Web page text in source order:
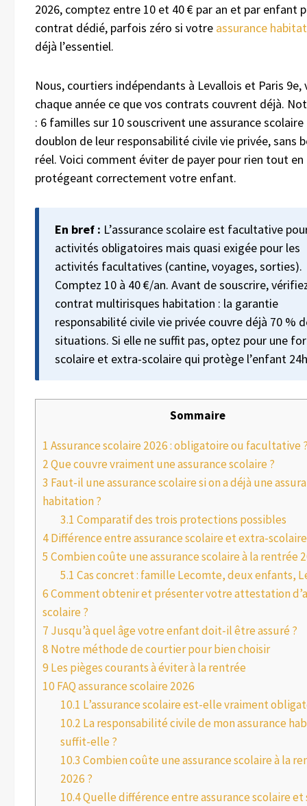
2026, comptez entre 10 et 40 € par an et par enfant
contrat dédié, parfois zéro si votre assurance
déjà l’essentiel.
Nous, courtiers indépendants à Levallois et Paris 9e,
chaque année ce que vos contrats couvrent déjà.
: 6 familles sur 10 souscrivent une assurance scolaire
doublon de leur responsabilité civile vie privée, sans
réel. Voici comment éviter de payer pour rien tout en
protégeant correctement votre enfant.
En bref : L’assurance scolaire est facultative
activités obligatoires mais quasi exigée pour les
activités facultatives (cantine, voyages, sorties).
Comptez 10 à 40 €/an. Avant de souscrire,
contrat multirisques habitation : la garantie
responsabilité civile vie privée couvre déjà 70 %
situations. Si elle ne suffit pas, optez pour une
scolaire et extra-scolaire qui protège l’enfant
Sommaire
1 Assurance scolaire 2026 : obligatoire ou facultative
2Que couvre vraiment une assurance scolaire ?
3 Faut-il une assurance scolaire si on a déjà une
habitation ?
3.1 Comparatif des trois protections possibles
4Différence entre assurance scolaire et extra-scolaire
5 Combien coûte une assurance scolaire à la rentrée
5.1 Cas concret : famille Lecomte, deux enfants,
6Comment obtenir et présenter votre attestation
scolaire ?
7 Jusqu’à quel âge votre enfant doit-il être assuré ?
8 Notre méthode de courtier pour bien choisir
9 Les pièges courants à éviter à la rentrée
10 FAQ assurance scolaire 2026
10.1 L’assurance scolaire est-elle vraiment
10.2 La responsabilité civile de mon assurance
suffit-elle ?
10.3 Combien coûte une assurance scolaire à la
2026 ?
10.4Quelle différence entre assurance scolaire et